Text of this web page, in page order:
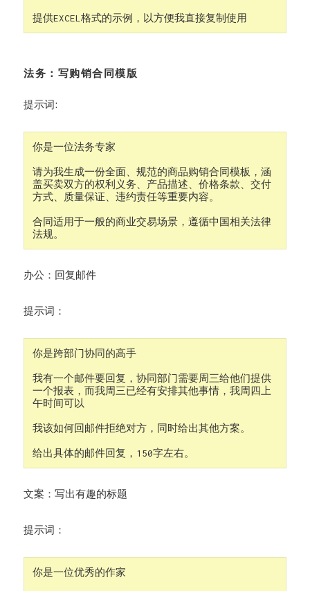
提供EXCEL格式的示例，以方便我直接复制使用
法务：写购销合同模版
提示词:
你是一位法务专家
请为我生成一份全面、规范的商品购销合同模板，涵
盖买卖双方的权利义务、产品描述、价格条款、交付
方式、质量保证、违约责任等重要内容。
合同适用于一般的商业交易场景，遵循中国相关法律
法规。
办公：回复邮件
提示词：
你是跨部门协同的高手
我有一个邮件要回复，协同部门需要周三给他们提供
一个报表，而我周三已经有安排其他事情，我周四上
午时间可以
我该如何回邮件拒绝对方，同时给出其他方案。
给出具体的邮件回复，150字左右。
文案：写出有趣的标题
提示词：
你是一位优秀的作家